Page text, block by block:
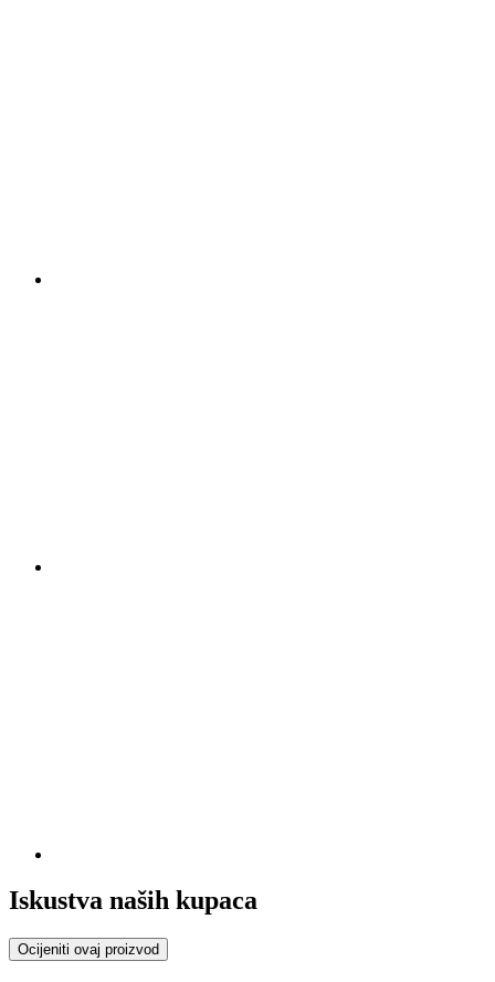
Iskustva naših kupaca
Ocijeniti ovaj proizvod